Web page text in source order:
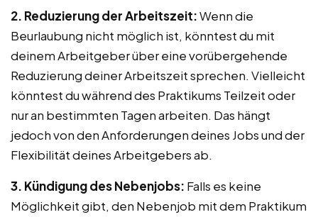
2. Reduzierung der Arbeitszeit:Wenn die
Beurlaubung nicht möglich ist, könntest du mit
deinem Arbeitgeber über eine vorübergehende
Reduzierung deiner Arbeitszeit sprechen. Vielleicht
könntest du während des Praktikums Teilzeit oder
nur an bestimmten Tagen arbeiten. Das hängt
jedoch von den Anforderungen deines Jobs und der
Flexibilität deines Arbeitgebers ab.
3. Kündigung des Nebenjobs: Falls es keine
Möglichkeit gibt, den Nebenjob mit dem Praktikum